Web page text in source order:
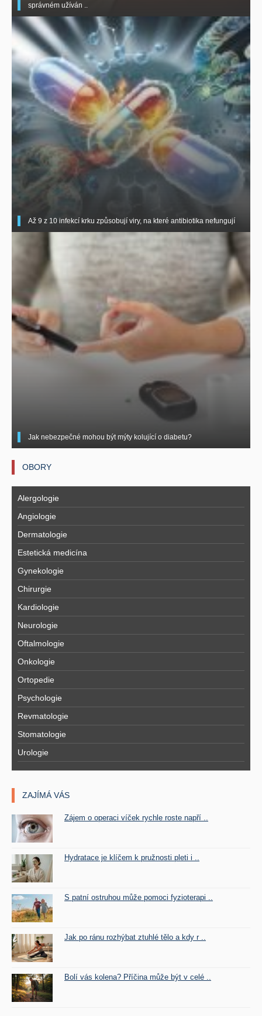
správném užíván ..
Až 9 z 10 infekcí krku způsobují viry, na které antibiotika nefungují
Jak nebezpečné mohou být mýty kolující o diabetu?
OBORY
Alergologie
Angiologie
Dermatologie
Estetická medicína
Gynekologie
Chirurgie
Kardiologie
Neurologie
Oftalmologie
Onkologie
Ortopedie
Psychologie
Revmatologie
Stomatologie
Urologie
ZAJÍMÁ VÁS
Zájem o operaci víček rychle roste napří ..
Hydratace je klíčem k pružnosti pleti i ..
S patní ostruhou může pomoci fyzioterapi ..
Jak po ránu rozhýbat ztuhlé tělo a kdy r ..
Bolí vás kolena? Příčina může být v celé ..